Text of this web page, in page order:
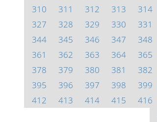
310
311 312 313 314
327
328 329 330 331
344
345 346 347 348
361
362 363 364 365
378
379 380 381 382
395
396 397 398 399
412
413 414 415 416